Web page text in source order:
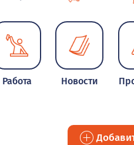
Работа Новости